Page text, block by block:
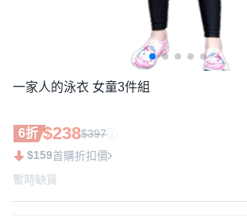
一家人的泳衣 女童3件組
6折 $238$397
$159首購折扣價
暫時缺貨